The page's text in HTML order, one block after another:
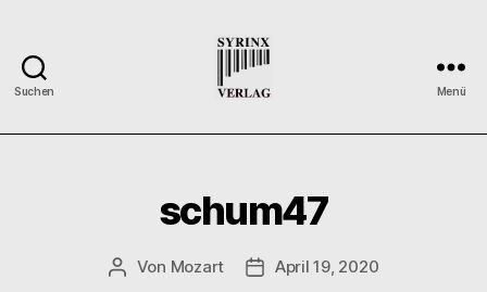
Suchen
Verlag
Verlag
der
Flötisten
Menü
schum47
Beitragsautor
Von Mozart Veröffentlichungsdatum
April 19, 2020